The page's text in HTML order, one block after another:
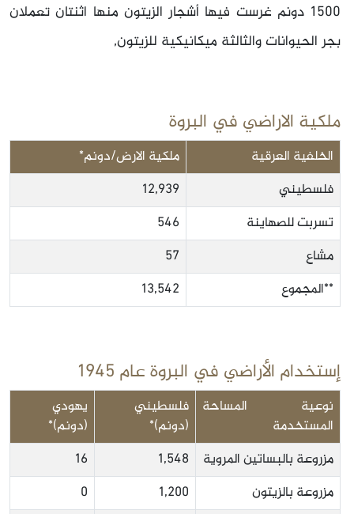
1500 دونم غرست فيها أشجار الزيتون منها اثنتان تعملان
بجر الحيوانات والثالثة ميكانيكية للزيتون,
ملكية الاراضي في البروة
الخلفية العرقية
ملكية الارض/دونم*
فلسطيني
12,939
تسربت للصهاينة
546
مشاع
57
**المجموع
13,542
إستخدام الأراضي في البروة عام 1945
نوعية المساحة
المستخدمة
فلسطيني
(دونم)*
يهودي
(دونم)*
مزروعة بالبساتين المروية
1,548
16
مزروعة بالزيتون
1,200
0